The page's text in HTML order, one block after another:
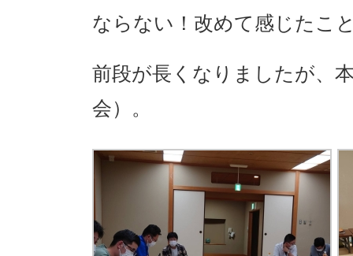
ならない！改めて感じたこ
前段が長くなりましたが、
会）。